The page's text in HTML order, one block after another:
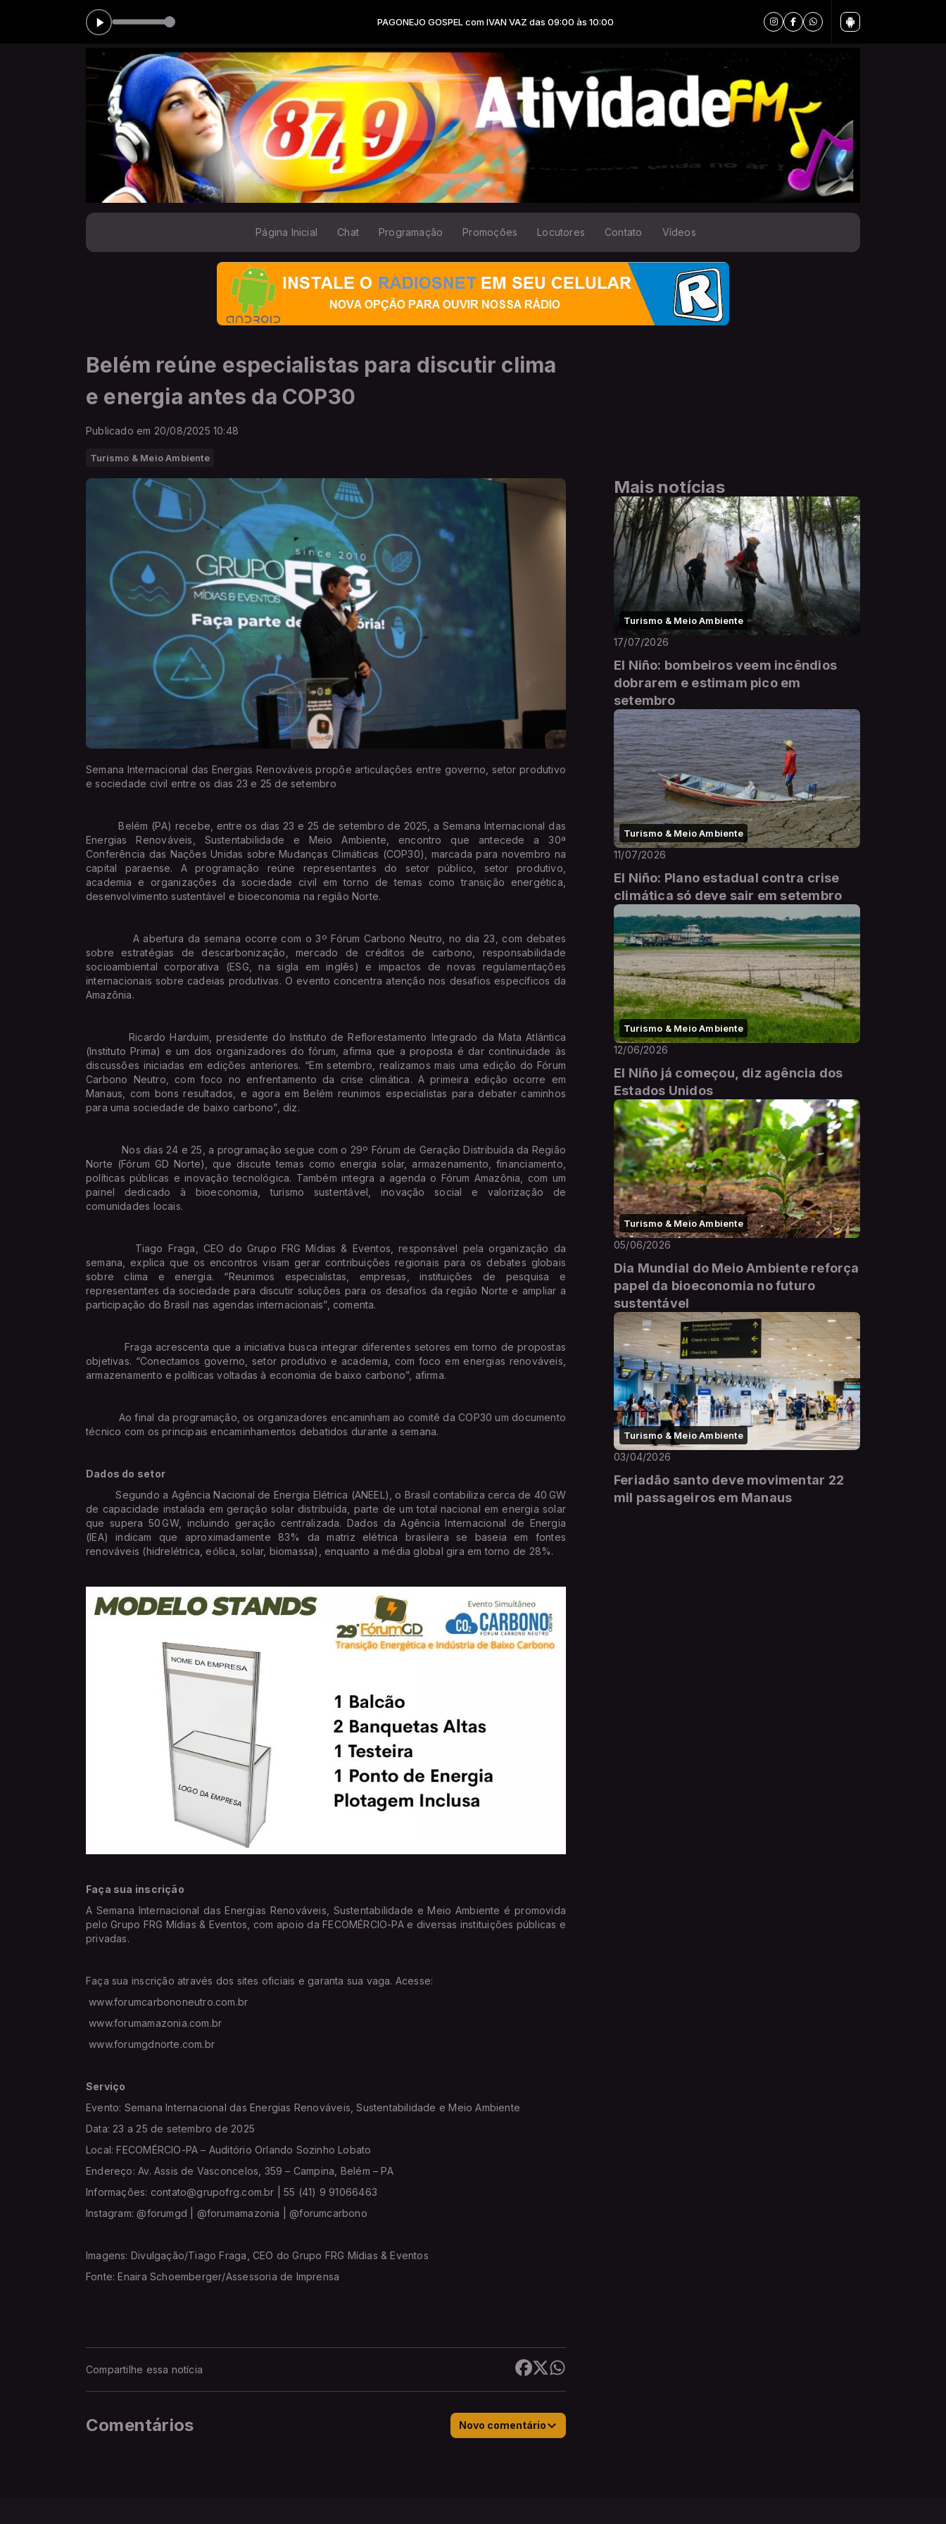
PAGONEJO GOSPEL com IVAN VAZ das 09:00 às 10:00
Página Inicial Chat Programação Promoções Locutores Contato Vídeos
Belém reúne especialistas para discutir clima
e energia antes da COP30
Publicado em 20/08/2025 10:48
Turismo & Meio Ambiente
Semana Internacional das Energias Renováveis propõe articulações entre governo, setor produtivo
e sociedade civil entre os dias 23 e 25 de setembro
Belém (PA) recebe, entre os dias 23 e 25 de setembro de 2025, a Semana Internacional das
Energias Renováveis, Sustentabilidade e Meio Ambiente, encontro que antecede a 30ª
Conferência das Nações Unidas sobre Mudanças Climáticas (COP30), marcada para novembro na
capital paraense. A programação reúne representantes do setor público, setor produtivo,
academia e organizações da sociedade civil em torno de temas como transição energética,
desenvolvimento sustentável e bioeconomia na região Norte.
A abertura da semana ocorre com o 3º Fórum Carbono Neutro, no dia 23, com debates
sobre estratégias de descarbonização, mercado de créditos de carbono, responsabilidade
socioambiental corporativa (ESG, na sigla em inglês) e impactos de novas regulamentações
internacionais sobre cadeias produtivas. O evento concentra atenção nos desafios específicos da
Amazônia.
Ricardo Harduim, presidente do Instituto de Reflorestamento Integrado da Mata Atlântica
(Instituto Prima) e um dos organizadores do fórum, afirma que a proposta é dar continuidade às
discussões iniciadas em edições anteriores. “Em setembro, realizamos mais uma edição do Fórum
Carbono Neutro, com foco no enfrentamento da crise climática. A primeira edição ocorre em
Manaus, com bons resultados, e agora em Belém reunimos especialistas para debater caminhos
para uma sociedade de baixo carbono”, diz.
Nos dias 24 e 25, a programação segue com o 29º Fórum de Geração Distribuída da Região
Norte (Fórum GD Norte), que discute temas como energia solar, armazenamento, financiamento,
políticas públicas e inovação tecnológica. Também integra a agenda o Fórum Amazônia, com um
painel dedicado à bioeconomia, turismo sustentável, inovação social e valorização de
comunidades locais.
Tiago Fraga, CEO do Grupo FRG Mídias & Eventos, responsável pela organização da
semana, explica que os encontros visam gerar contribuições regionais para os debates globais
sobre clima e energia. “Reunimos especialistas, empresas, instituições de pesquisa e
representantes da sociedade para discutir soluções para os desafios da região Norte e ampliar a
participação do Brasil nas agendas internacionais”, comenta.
Fraga acrescenta que a iniciativa busca integrar diferentes setores em torno de propostas
objetivas. “Conectamos governo, setor produtivo e academia, com foco em energias renováveis,
armazenamento e políticas voltadas à economia de baixo carbono”, afirma.
Ao final da programação, os organizadores encaminham ao comitê da COP30 um documento
técnico com os principais encaminhamentos debatidos durante a semana.
Dados do setor
Segundo a Agência Nacional de Energia Elétrica (ANEEL), o Brasil contabiliza cerca de 40 GW
de capacidade instalada em geração solar distribuída, parte de um total nacional em energia solar
que supera 50 GW, incluindo geração centralizada. Dados da Agência Internacional de Energia
(IEA) indicam que aproximadamente 83% da matriz elétrica brasileira se baseia em fontes
renováveis (hidrelétrica, eólica, solar, biomassa), enquanto a média global gira em torno de 28%.
Faça sua inscrição
A Semana Internacional das Energias Renováveis, Sustentabilidade e Meio Ambiente é promovida
pelo Grupo FRG Mídias & Eventos, com apoio da FECOMÉRCIO-PA e diversas instituições públicas e
privadas.
Faça sua inscrição através dos sites oficiais e garanta sua vaga. Acesse:
www.forumcarbononeutro.com.br
www.forumamazonia.com.br
www.forumgdnorte.com.br
Serviço
Evento: Semana Internacional das Energias Renováveis, Sustentabilidade e Meio Ambiente
Data: 23 a 25 de setembro de 2025
Local: FECOMÉRCIO-PA – Auditório Orlando Sozinho Lobato
Endereço: Av. Assis de Vasconcelos, 359 – Campina, Belém – PA
Informações: contato@grupofrg.com.br | 55 (41) 9 91066463
Instagram: @forumgd | @forumamazonia | @forumcarbono
Imagens: Divulgação/Tiago Fraga, CEO do Grupo FRG Mídias & Eventos
Fonte: Enaira Schoemberger/Assessoria de Imprensa
Compartilhe essa notícia
Comentários Novo comentário
Mais notícias
Turismo & Meio Ambiente
17/07/2026
El Niño: bombeiros veem incêndios
dobrarem e estimam pico em
setembro
Turismo & Meio Ambiente
11/07/2026
El Niño: Plano estadual contra crise
climática só deve sair em setembro
Turismo & Meio Ambiente
12/06/2026
El Niño já começou, diz agência dos
Estados Unidos
Turismo & Meio Ambiente
05/06/2026
Dia Mundial do Meio Ambiente reforça
papel da bioeconomia no futuro
sustentável
Turismo & Meio Ambiente
03/04/2026
Feriadão santo deve movimentar 22
mil passageiros em Manaus